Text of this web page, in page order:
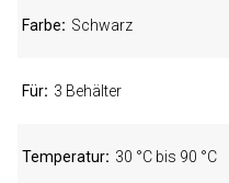
Farbe Schwarz
Für 3 Behälter
Temperatur 30 °C bis 90 °C